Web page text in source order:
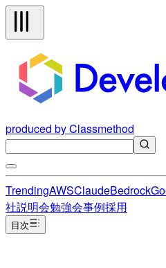
produced by Classmethod
TrendingAWSClaudeBedrock
社説明会勉強会事例採用
目次